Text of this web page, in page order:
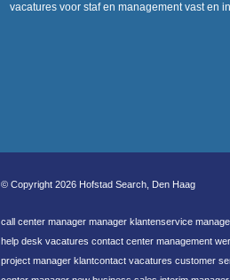
vacatures voor staf en management vast en
© Copyright 2026 Hofstad Search, Den Haag
call center manager manager klantenservice
help desk vacatures contact center management
project manager klantcontact vacatures customer